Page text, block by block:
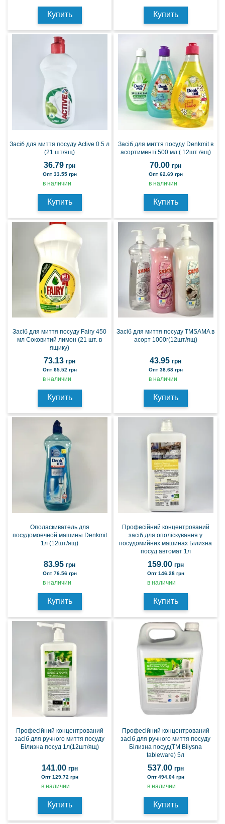
Купить Купить
Засіб для миття посуду Active 0.5 л
(21 шт/ящ)
36.79 грн
Опт 33.55 грн
в наличии
Купить
Засіб для миття посуду Denkmit в
асортименті 500 мл ( 12шт /ящ)
70.00 грн
Опт 62.69 грн
в наличии
Купить
Засіб для миття посуду Fairy 450
мл Соковитий лимон (21 шт. в
ящику)
73.13 грн
Опт 65.52 грн
в наличии
Купить
Засіб для миття посуду ТМSAMA в
асорт 1000г(12шт/ящ)
43.95 грн
Опт 38.68 грн
в наличии
Купить
Ополаскиватель для
посудомоечной машины Denkmit
1л (12шт/ящ)
83.95 грн
Опт 76.56 грн
в наличии
Купить
Професійний концентрований
засіб для ополіскування у
посудомийних машинах Білизна
посуд автомат 1л
159.00 грн
Опт 146.28 грн
в наличии
Купить
Професійний концентрований
засіб для ручного миття посуду
Білизна посуд 1л(12шт/ящ)
141.00 грн
Опт 129.72 грн
в наличии
Купить
Професійний концентрований
засіб для ручного миття посуду
Білизна посуд(ТМ Bilysna
tableware) 5л
537.00 грн
Опт 494.04 грн
в наличии
Купить